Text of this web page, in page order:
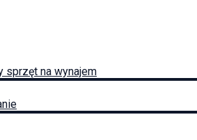
sprzęt na wynajem